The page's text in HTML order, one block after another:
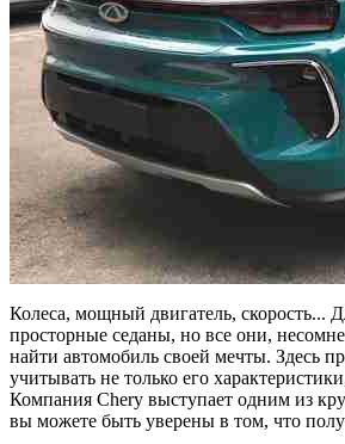
Колеса, мощный двигатель, скорость...
просторные седаны, но все они,
найти автомобиль своей мечты. Здесь
учитывать не только его
Компания Chery выступает одним из
вы можете быть уверены в том, что